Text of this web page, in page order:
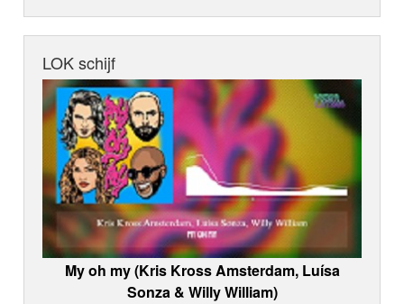
LOK schijf
My oh my (Kris Kross Amsterdam, Luísa
Sonza & Willy William)